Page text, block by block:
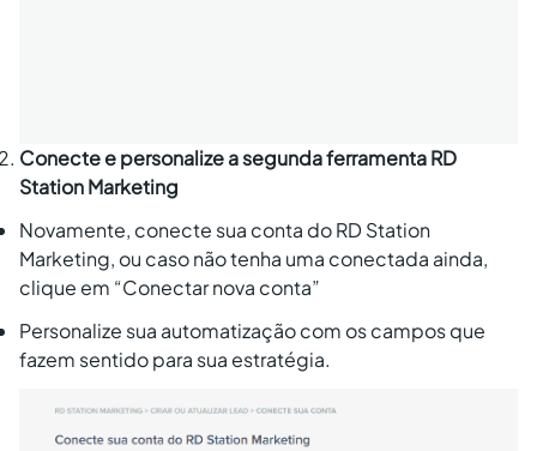
Conecte e personalize a segunda ferramenta RD
Station Marketing
Novamente, conecte sua conta do RD Station
Marketing, ou caso não tenha uma conectada ainda,
clique em “Conectar nova conta”
Personalize sua automatização com os campos que
fazem sentido para sua estratégia.